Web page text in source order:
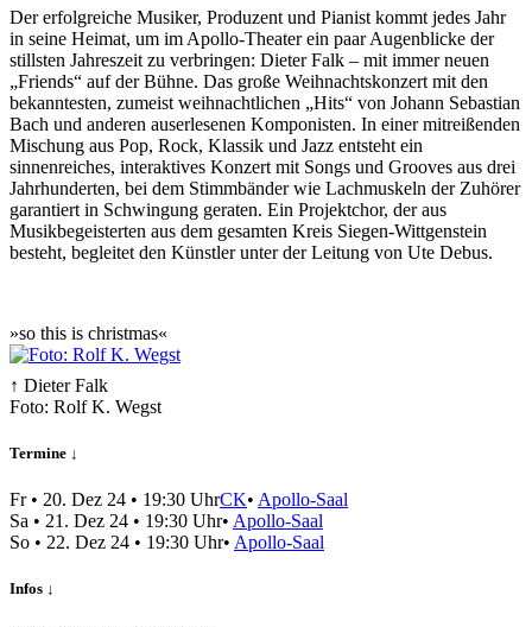
Der erfolgreiche Musiker, Produzent und Pianist kommt jedes Jahr
in seine Heimat, um im Apollo-Theater ein paar Augenblicke der
stillsten Jahreszeit zu verbringen: Dieter Falk – mit immer neuen
„Friends“ auf der Bühne. Das große Weihnachtskonzert mit den
bekanntesten, zumeist weihnachtlichen „Hits“ von Johann Sebastian
Bach und anderen auserlesenen Komponisten. In einer mitreißenden
Mischung aus Pop, Rock, Klassik und Jazz entsteht ein
sinnenreiches, interaktives Konzert mit Songs und Grooves aus drei
Jahrhunderten, bei dem Stimmbänder wie Lachmuskeln der Zuhörer
garantiert in Schwingung geraten. Ein Projektchor, der aus
Musikbegeisterten aus dem gesamten Kreis Siegen-Wittgenstein
besteht, begleitet den Künstler unter der Leitung von Ute Debus.
»so this is christmas«
↑ Dieter Falk
Foto: Rolf K. Wegst
Termine ↓
Fr• 20. Dez 24 • 19:30 UhrCK• Apollo-Saal
Sa • 21. Dez 24 • 19:30 Uhr• Apollo-Saal
So • 22. Dez 24 • 19:30 Uhr• Apollo-Saal
Infos ↓